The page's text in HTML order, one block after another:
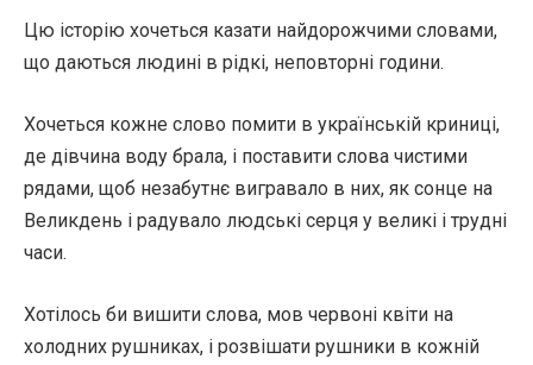
Цю історію хочеться казати найдорожчими словами,
що даються людині в рідкі, неповторні години.
Хочеться кожне слово помити в українській криниці,
де дівчина воду брала, і поставити слова чистими
рядами, щоб незабутнє вигравало в них, як сонце на
Великдень і радувало людські серця у великі і трудні
часи.
Хотілось би вишити слова, мов червоні квіти на
холодних рушниках, і розвішати рушники в кожній